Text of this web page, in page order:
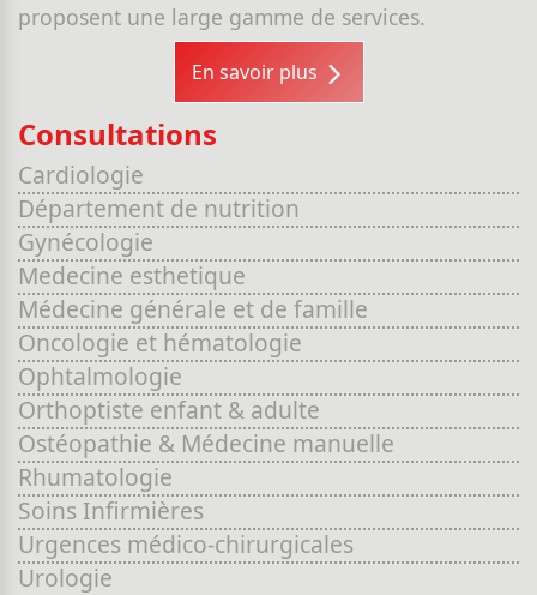
proposent une large gamme de services.
En savoir plus
Consultations
Cardiologie
Département de nutrition
Gynécologie
Medecine esthetique
Médecine générale et de famille
Oncologie et hématologie
Ophtalmologie
Orthoptiste enfant & adulte
Ostéopathie & Médecine manuelle
Rhumatologie
Soins Infirmières
Urgences médico-chirurgicales
Urologie